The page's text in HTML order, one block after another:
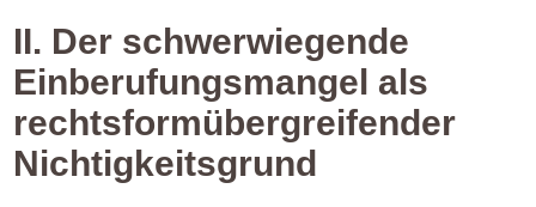
II. Der schwerwiegende
Einberufungsmangel als
rechtsformübergreifender
Nichtigkeitsgrund